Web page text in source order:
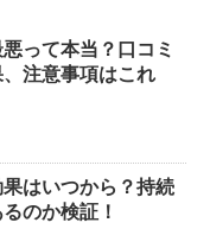
って本当？口コミ
注意事項はこれ
はいつから？持続
のか検証！